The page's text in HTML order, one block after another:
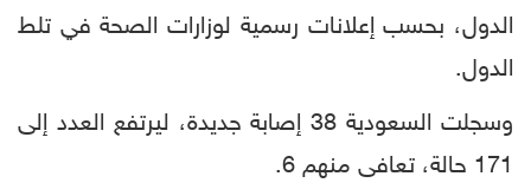
الدول، بحسب إعلانات رسمية لوزارات الصحة في تلط
الدول.
وسجلت السعودية 38 إصابة جديدة، ليرتفع العدد إلى
171 حالة، تعافى منهم 6.